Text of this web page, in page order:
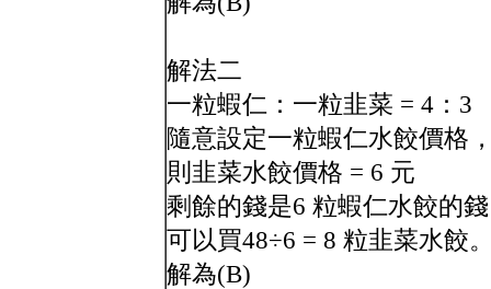
解法二
一粒蝦仁：一粒韭菜 = 4：3
隨意設定一粒蝦仁水餃價格
則韭菜水餃價格 = 6 元
剩餘的錢是6 粒蝦仁水餃的
可以買48÷6 = 8 粒韭菜水餃
解為(B)